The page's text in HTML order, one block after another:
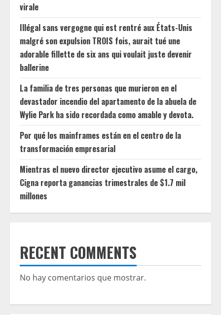
virale
Illégal sans vergogne qui est rentré aux États-Unis
malgré son expulsion TROIS fois, aurait tué une
adorable fillette de six ans qui voulait juste devenir
ballerine
La familia de tres personas que murieron en el
devastador incendio del apartamento de la abuela de
Wylie Park ha sido recordada como amable y devota.
Por qué los mainframes están en el centro de la
transformación empresarial
Mientras el nuevo director ejecutivo asume el cargo,
Cigna reporta ganancias trimestrales de $1.7 mil
millones
RECENT COMMENTS
No hay comentarios que mostrar.